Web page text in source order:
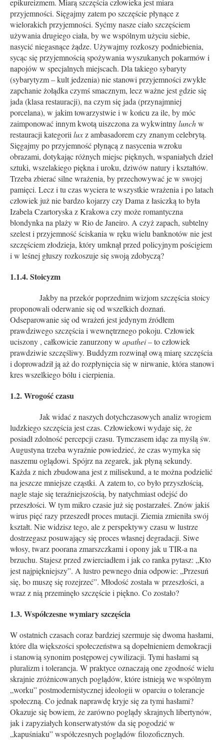
epikureizmem. Miarą szczęścia człowieka jest miara
przyjemności. Sięgajmy zatem po szczęście płynące z
wielorakich przyjemności. Syćmy nasze ciało szczęściem
używania drugiego ciała, by we wspólnym użyciu siebie,
nasycić niegasnące żądze. Używajmy rozkoszy podniebienia,
sycąc się przyjemnością spożywania wyszukanych pokarmów i
napojów w specjalnych miejscach. Dla takiego sybaryty
(sybarytyzm – kult jedzenia) nie stanowi przyjemności zwykłe
zapchanie żołądka czymś smacznym, lecz ważne jest gdzie się
jada (klasa restauracji), na czym się jada (przynajmniej
porcelana), w jakim towarzystwie i w końcu za ile, by móc
zaimponować innym kwotą uiszczona za wykwintnylunchw
restauracji kategorii luxz ambasadorem czy znanym celebrytą.
Sięgajmy po przyjemność płynącą z nasycenia wzroku
obrazami, dotykając różnych miejsc pięknych, wspaniałych dzieł
sztuki, wszelakiego piękna i uroku, dziwów natury i kształtów.
Trzeba zbierać silne wrażenia, by przechowywać je w swojej
pamięci. Lecz i tu czas wyciera te wszystkie wrażenia i po latach
człowiek już nie bardzo kojarzy czy Dama z łasiczką to była
Izabela Czartoryska z Krakowa czy może romantyczna
blondynka na plaży w Rio de Janeiro. A czyż zapach, subtelny
szelest i przyjemność ściskania w ręku wielu banknotów nie jest
szczęściem złodzieja, który umknął przed policyjnym pościgiem
i w leśnej głuszy rozkoszuje się swoją zdobyczą?
1.1.4. Stoicyzm
Jakby na przekór poprzednim wizjom szczęścia stoicy
proponowali oderwanie się od wszelkich doznań.
Odseparowanie się od wrażeń jest jedynym źródłem
prawdziwego szczęścia i wewnętrznego pokoju. Człowiek
uciszony , całkowicie zanurzony w apathei– to człowiek
prawdziwie szczęśliwy. Buddyzm rozwinął ową miarę szczęścia
i doprowadził ją aż do rozpłynięcia się w nirwanie, która stanowi
kres wszelkiego bólu i cierpienia.
1.2. Wrogość czasu
Jak widać z naszych dotychczasowych analiz wrogiem
ludzkiego szczęścia jest czas. Człowiekowi wydaje się, że
posiadł zdolność percepcji czasu. Tymczasem idąc za myślą św.
Augustyna trzeba wyraźnie powiedzieć, że czas wymyka się
naszemu oglądowi. Spójrz na zegarek, jak płyną sekundy.
Każda z nich zbudowana jest z milisekund, a te można podzielić
na jeszcze mniejsze cząstki. A zatem to, co było przyszłością,
nagle staje się teraźniejszością, by natychmiast odejść do
przeszłości. W tym mikro czasie już się postarzałeś. Znów jakiś
wirus pięć razy przeszedł proces mutacji. Ziemia zmieniła swój
kształt. Nie widzisz tego, ale z perspektywy czasu w lustrze
dostrzegasz posuwający się proces własnej degradacji. Siwe
włosy, twarz poorana zmarszczkami i opony jak u TIR-a na
brzuchu. Stajesz przed zwierciadłem i jak co ranka pytasz: „Kto
jest najpiękniejszy”. A lustro pewnego dnia odpowie: „Przesuń
się, bo muszę się rozejrzeć”. Młodość została w przeszłości, a
wraz z nią przeminęło szczęście i piękno. Co zostało?
1.3. Współczesne wymiary szczęścia
W ostatnich czasach coraz bardziej szermuje się dwoma hasłami,
które dla większości społeczeństwa są dopełnieniem demokracji
i stanowią synonim postępowej cywilizacji. Tymi hasłami są
pluralizm i tolerancja. W praktyce oznaczają one zgodność wielu
skrajnie zróżnicowanych poglądów, które istnieją we wspólnym
„worku” postmodernistycznej ideologii w oparciu o tolerancje
społeczną. Co jednak naprawdę kryje się za tymi hasłami?
Okazuje się bowiem, że zarówno poglądy skrajnych libertynów,
jak i zapyziałych konserwatystów da się pogodzić w
„kapuśniaku” współczesnych poglądów filozoficznych.